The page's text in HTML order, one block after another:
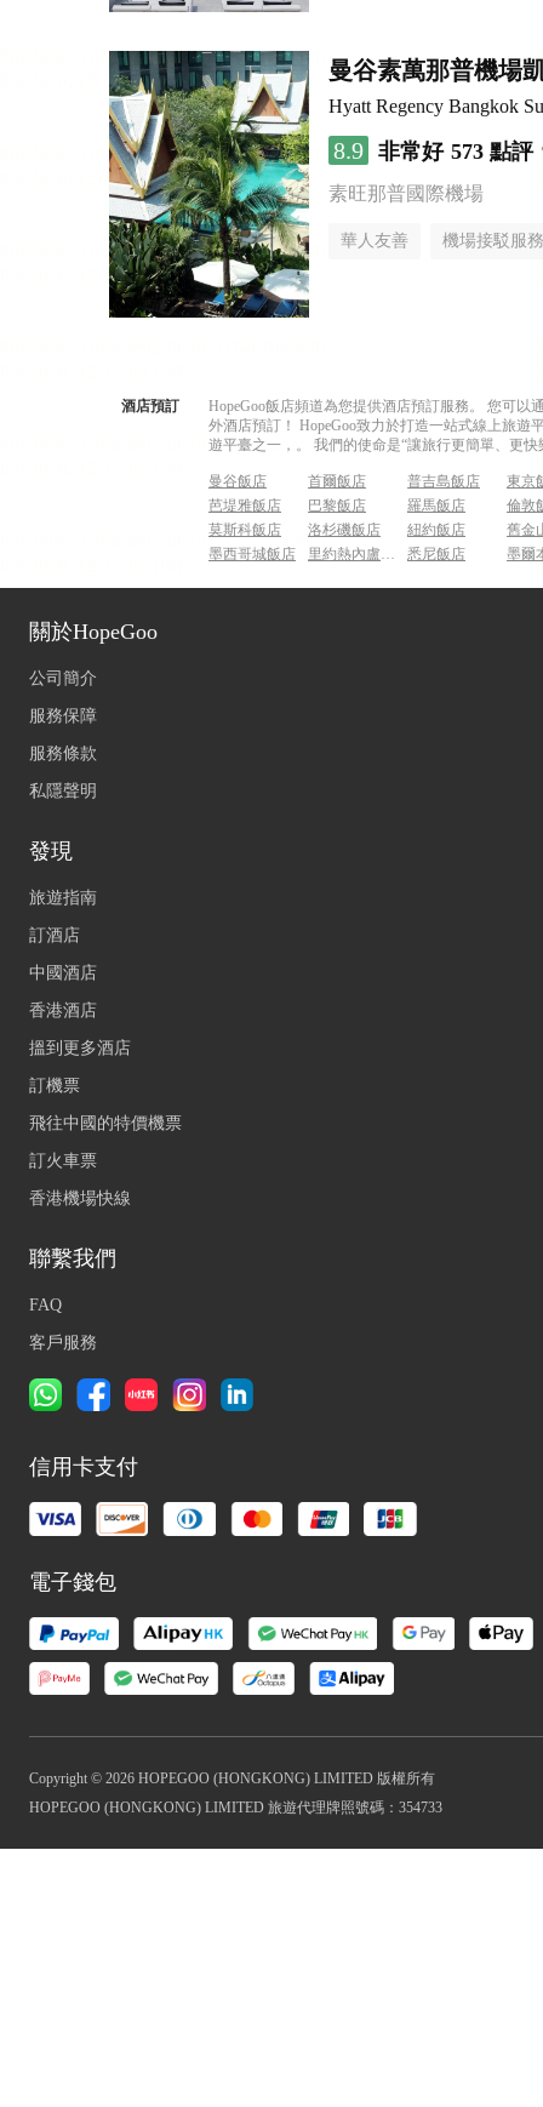
曼谷素萬那普機場
Hyatt Regency Bangkok
8.9 非常好 573 點評
素旺那普國際機場
華人友善 機場接駁服務
酒店預訂
HopeGoo飯店頻道為您提供酒店預訂服務。 您可
外酒店預訂！ HopeGoo致力於打造一站式線上旅
遊平臺之一，。 我們的使命是“讓旅行更簡單、更
曼谷飯店 首爾飯店 普吉島飯店
東京
芭堤雅飯店
巴黎飯店 羅馬飯店
倫敦
莫斯科飯店
洛杉磯飯店 紐約飯店
舊金
墨西哥城飯店
里約熱內盧飯店 悉尼飯店 墨爾
關於HopeGoo
公司簡介
服務保障
服務條款
私隱聲明
發現
旅遊指南
訂酒店
中國酒店
香港酒店
搵到更多酒店
訂機票
飛往中國的特價機票
訂火車票
香港機場快線
聯繫我們
FAQ
客戶服務
信用卡支付
電子錢包
Copyright © 2026 HOPEGOO (HONGKONG) LIMITED 版權所有
HOPEGOO (HONGKONG) LIMITED 旅遊代理牌照號碼：354733